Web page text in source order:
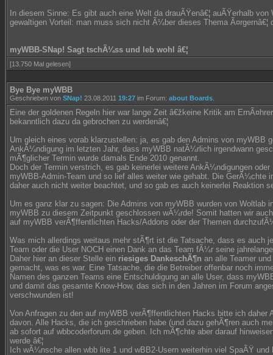
In diesem Sinne: Es gibt auch eine Welt da drauÃŸenâ€¦ auÃŸerhalb
gewaltigen Vorteil: man muss sich nicht Ã¼ber dieses Thema Ã¤rgernâ€¦
myWBB-SNap! Sagt tschÃ¼ss und leb wohl â€¦
[13.750 Mal gelesen]
Bye Bye myWBB
Geschrieben von SNap! 23.08.2011 19:27 im Forum: about Boards
Eine der goldenen Regeln hier war lange Zeit â€žkeine Kritik am
bekanntlich dazu da gebrochen zu werdenâ€¦
Um gleich eines vorab klarzustellen: ja, es gab den Admins von myWBB
AnkÃ¼ndigung im letzten Jahr, dass myWBB natÃ¼rlich irgendwann
mÃ¶glicher Termin wurde damals Ende 2010 genannt.
Doch der Termin verstrich, es gab keinerlei weitere AnkÃ¼ndigungen
myWBB-Admin-Team und so lief alles weiter wie gehabt. Die GerÃ¼chte
daher auch nicht weiter beachtet, und so gab es auch keinerlei Reaktion
Um es ganz klar zu sagen: Die Admins von myWBB wurden von Woltlab
myWBB zu diesem Zeitpunkt geschlossen wÃ¼rde! Somit hatten wir
auf myWBB verÃ¶ffentlichten Hacks/Addons oder der Themen
Was mich allerdings weitaus mehr stÃ¶rt ist die Tatsache, dass es auch
Team oder die User NOCH einen Dank an das Team fÃ¼r seine
Daher hier an dieser Stelle ein riesiges DankeschÃ¶n an alle Teamer
gemacht, was es war. Eine Tatsache, die die Betreiber offenbar noch
Namen des ganzen Teams eine Entschuldigung an alle User, dass
und damit das gesamte Know-How, das sich in den Jahren im Forum
verschwunden ist!
Von Anfragen zu den auf myWBB verÃ¶ffentlichten Hacks bitte ich daher
davon. Alle Hacks, die ich geschrieben habe (und dazu gehÃ¶ren auch
ab sofort auf wbbcoderforum.de geben. Ich mÃ¶chte aber darauf
werde â€¦
Ich wÃ¼nsche allen wbb lite 1 und wBB2-Usern weiterhin viel SpaÃŸ und